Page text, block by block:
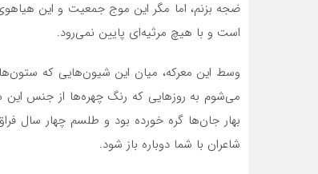
ضجه بزنم، اما مگر این موج جمعیت و این
است و با هیچ مرثیه‌ای پایین نمی‌رود.
وسط این معرکه، میان این شیون‌هایی که
بهار جان‌ها گره خورده بود و طلسم چهار سال
شاعران با شما دوباره باز شود.